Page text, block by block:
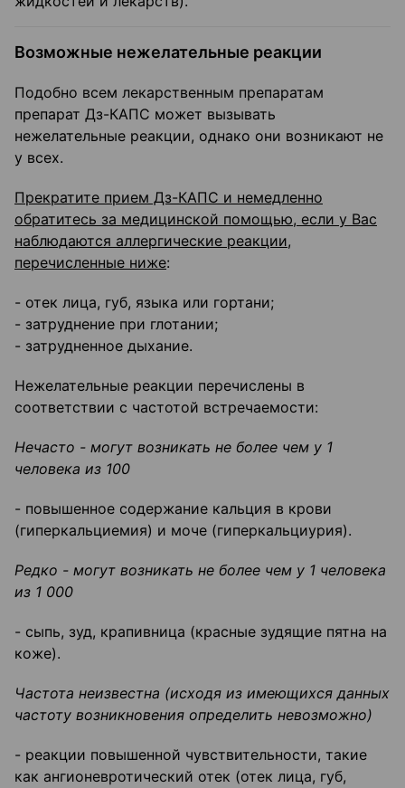
Возможные нежелательные реакции
Подобно всем лекарственным препаратам
препарат Дз-КАПС может вызывать
нежелательные реакции, однако они возникают не
у всех.
Прекратите прием Дз-КАПС и немедленно
обратитесь за медицинской помощью, если у Вас
наблюдаются аллергические реакции,
перечисленные ниже:
- отек лица, губ, языка или гортани;
- затруднение при глотании;
- затрудненное дыхание.
Нежелательные реакции перечислены в
соответствии с частотой встречаемости:
Нечасто - могут возникать не более чем у 1
человека из 100
- повышенное содержание кальция в крови
(гиперкальциемия) и моче (гиперкальциурия).
Редко - могут возникать не более чем у 1 человека
из 1 000
- сыпь, зуд, крапивница (красные зудящие пятна на
коже).
Частота неизвестна (исходя из имеющихся данных
частоту возникновения определить невозможно)
- реакции повышенной чувствительности, такие
как ангионевротический отек (отек лица, губ,